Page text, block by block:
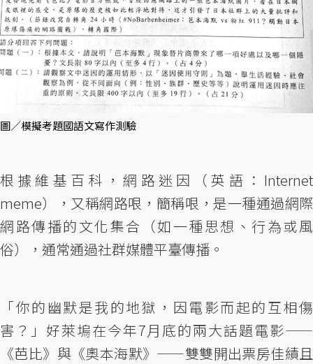
圖／模擬考題國語文寫作測驗
根據維基百科，網路迷因（英語：Internet
meme），又稱網路哏，簡稱哏，是一種通過網際
網路傳播的文化集合（如一種思想、行為或風
俗），通常通過社群媒體平臺傳播。
「你的幽默是我的地獄，因電影而起的互相傷
害？」好萊塢在今年7月底的兩大話題電影——
《芭比》與《奧本海默》——雙雙開出票房佳績且